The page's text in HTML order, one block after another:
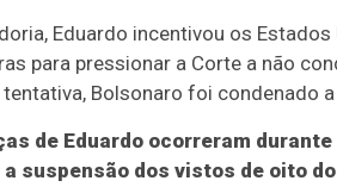
Eduardo incentivou os
para pressionar a Corte a não
Bolsonaro foi condenado
de Eduardo ocorreram
suspensão dos vistos de oito